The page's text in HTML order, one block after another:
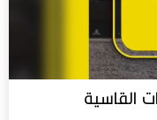
القاسية